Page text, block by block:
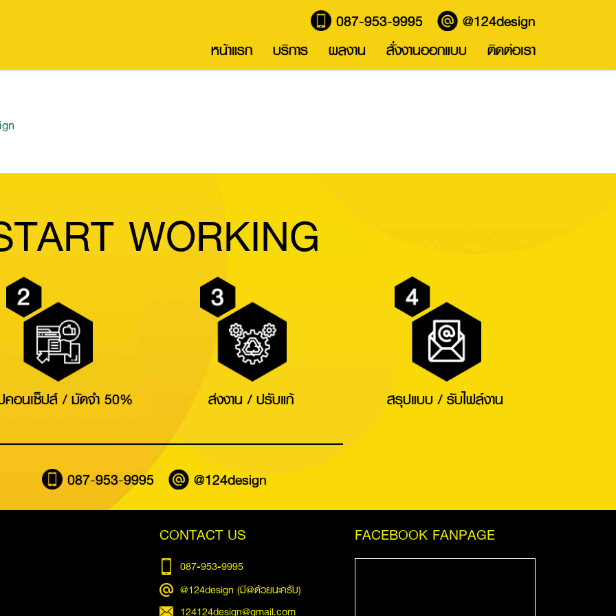
087-953-9995
@124design
หน้าแรก
บริการ ผลงาน สั่งงานออกแบบ ติดต่อเรา
Search
for:
WORKING
อนเซ็ปส์ / มัดจำ 50% ส่งงาน / ปรับแก้ สรุปแบบ / รับไฟล์งาน
087-953-9995 @124design
CONTACT US
087-953-9995
@124design (มี@ด้วยนะครับ)
124124design@gmail.com
FACEBOOK FANPAGE